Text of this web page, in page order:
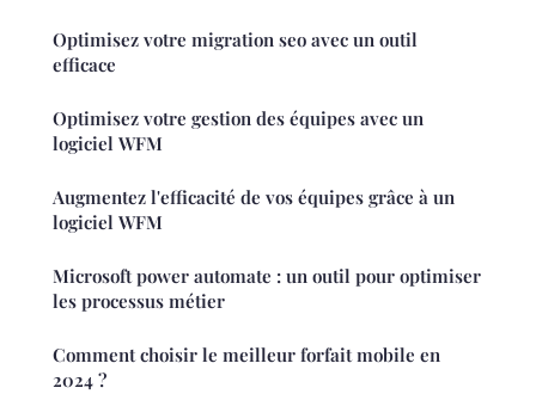
Optimisez votre migration seo avec un outil
efficace
Optimisez votre gestion des équipes avec un
logiciel WFM
Augmentez l'efficacité de vos équipes grâce à un
logiciel WFM
Microsoft power automate : un outil pour optimiser
les processus métier
Comment choisir le meilleur forfait mobile en
2024 ?